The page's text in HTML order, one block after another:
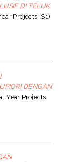
DI TELUK
Projects (S1)
DENGAN
Year Projects